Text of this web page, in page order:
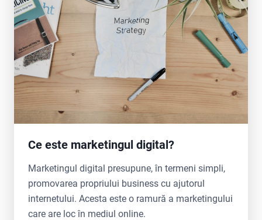
Ce este marketingul digital?
Marketingul digital presupune, în termeni simpli,
promovarea propriului business cu ajutorul
internetului. Acesta este o ramură a marketingului
care are loc în mediul online.